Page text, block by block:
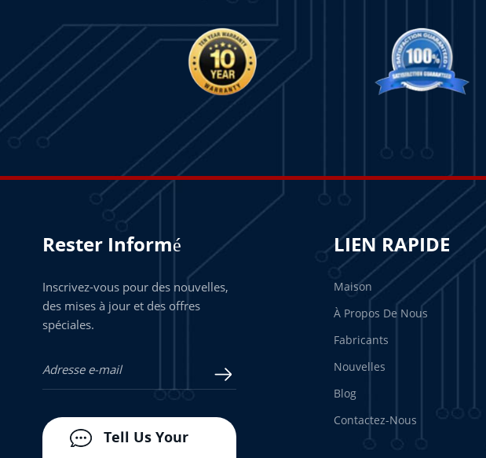
Rester Informé
Inscrivez-vous pour des nouvelles,
des mises à jour et des offres
spéciales.
Tell Us Your
LIEN RAPIDE
Maison
À Propos De Nous
Fabricants
Nouvelles
Blog
Contactez-Nous